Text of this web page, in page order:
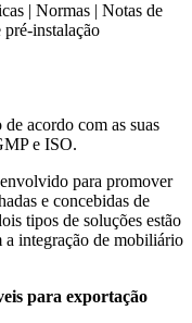
| Normas | Notas de
instalação
acordo com as suas
e ISO.
para promover
e concebidas de
tipos de soluções estão
a integração de mobiliário
para exportação